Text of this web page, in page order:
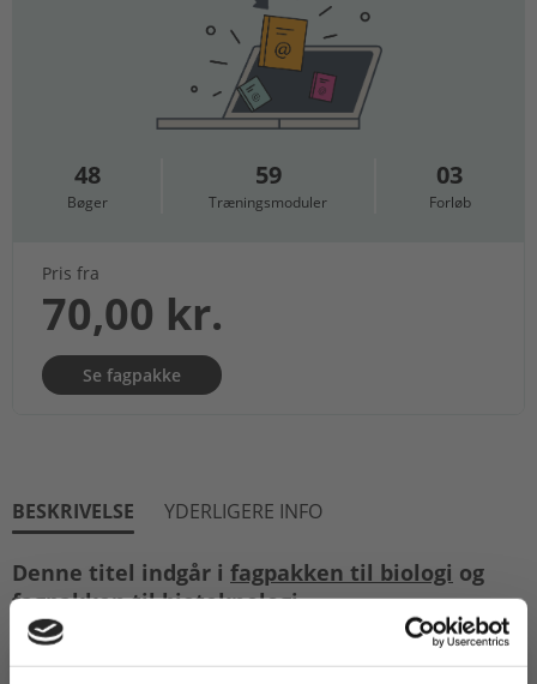
48
Bøger
59
Træningsmoduler
03
Forløb
Pris fra
70,00 kr.
Se fagpakke
BESKRIVELSE YDERLIGERE INFO
Denne titel indgår i fagpakken til biologi og
fagpakken til bioteknologi.
Denne temabog om RYGNING indgår i en serie om